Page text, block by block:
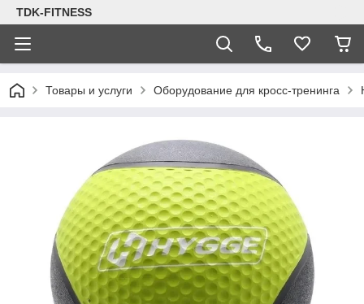
TDK-FITNESS
Товары и услуги Оборудование для кросс-тренинга